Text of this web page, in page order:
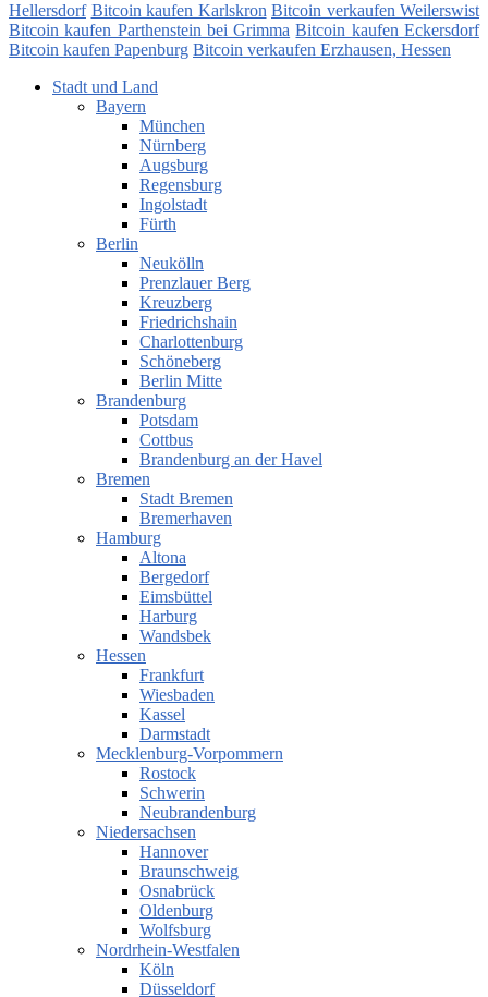
Hellersdorf Bitcoin kaufen Karlskron Bitcoin verkaufen Weilerswist
Bitcoin kaufen Parthenstein bei Grimma Bitcoin kaufen Eckersdorf
Bitcoin kaufen Papenburg Bitcoin verkaufen Erzhausen, Hessen
Stadt und Land
Bayern
München
Nürnberg
Augsburg
Regensburg
Ingolstadt
Fürth
Berlin
Neukölln
Prenzlauer Berg
Kreuzberg
Friedrichshain
Charlottenburg
Schöneberg
Berlin Mitte
Brandenburg
Potsdam
Cottbus
Brandenburg an der Havel
Bremen
Stadt Bremen
Bremerhaven
Hamburg
Altona
Bergedorf
Eimsbüttel
Harburg
Wandsbek
Hessen
Frankfurt
Wiesbaden
Kassel
Darmstadt
Mecklenburg-Vorpommern
Rostock
Schwerin
Neubrandenburg
Niedersachsen
Hannover
Braunschweig
Osnabrück
Oldenburg
Wolfsburg
Nordrhein-Westfalen
Köln
Düsseldorf